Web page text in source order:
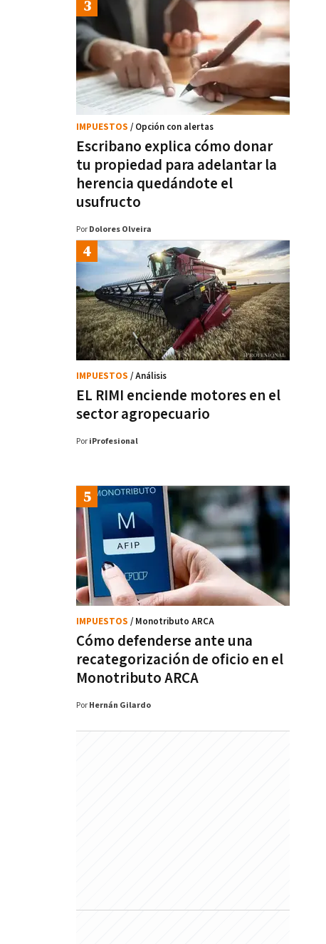
Escribano explica cómo donar
tu propiedad para adelantar la
herencia quedándote el
usufructo
IMPUESTOS / Opción con alertas
Por Dolores Olveira
EL RIMI enciende motores en el
sector agropecuario
IMPUESTOS / Análisis
Por iProfesional
Cómo defenderse ante una
recategorización de oficio en el
Monotributo ARCA
IMPUESTOS / Monotributo ARCA
Por Hernán Gilardo